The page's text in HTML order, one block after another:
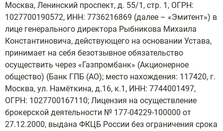
Москва, Ленинский проспект, д. 55/1, стр. 1, ОГРН:
1027700190572, ИНН: 7736216869 (далее – «Эмитент») в
лице генерального директора Рыбникова Михаила
Константиновича, действующего на основании Устава,
принимает на себя безотзывное обязательство
осуществить через «Газпромбанк» (Акционерное
общество) (Банк ГПБ (АО); место нахождения: 117420, г.
Москва, ул. Намёткина, д.16, к.1, ИНН: 7744001497,
ОГРН: 1027700167110; Лицензия на осуществление
брокерской деятельности № 177-04229-100000 от
27.12.2000, выдана ФКЦБ России без ограничения срока